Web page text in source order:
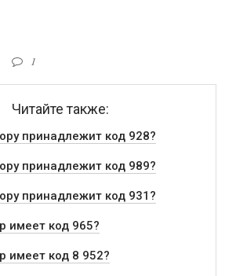
1
Читайте также:
принадлежит код 928?
принадлежит код 989?
принадлежит код 931?
имеет код 965?
имеет код 8 952?